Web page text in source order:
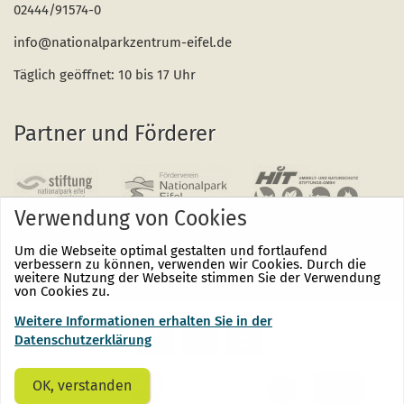
02444/91574-0
info@nationalparkzentrum-eifel.de
Täglich geöffnet: 10 bis 17 Uhr
Partner und Förderer
NationalparkNationalparkNationalpark
Verwendung von Cookies
Um die Webseite optimal gestalten und fortlaufend
verbessern zu können, verwenden wir Cookies. Durch die
weitere Nutzung der Webseite stimmen Sie der Verwendung
von Cookies zu.
Weitere Informationen erhalten Sie in der
Datenschutzerklärung
OK, verstanden